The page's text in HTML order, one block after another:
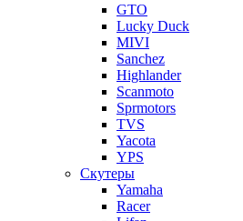
GTO
Lucky Duck
MIVI
Sanchez
Highlander
Scanmoto
Sprmotors
TVS
Yacota
YPS
Скутеры
Yamaha
Racer